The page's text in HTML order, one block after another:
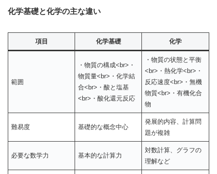
化学基礎と化学の主な違い
項目 化学基礎 化学
範囲
・物質の構成<br>・
物質量<br>・化学結
合<br>・酸と塩基
<br>・酸化還元反応
・物質の状態と平衡
<br>・熱化学<br>・
反応速度<br>・無機
物質<br>・有機化合
物
難易度 基礎的な概念中心
発展的内容、計算問
題が複雑
必要な数学力 基本的な計算力
対数計算、グラフの
理解など